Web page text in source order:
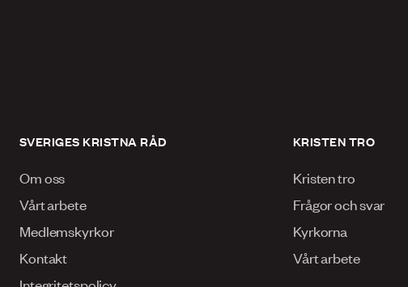
SVERIGES KRISTNA RÅD
Om oss
Vårt arbete
Medlemskyrkor
Kontakt
KRISTEN TRO
Kristen tro
Frågor och svar
Kyrkorna
Vårt arbete